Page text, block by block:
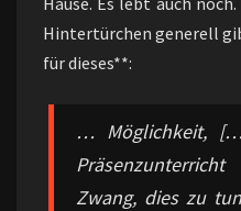
Hintertürchen generell
für dieses**:
… Möglichkeit,
Zwang, dies zu